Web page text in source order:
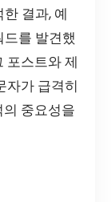
결과, 예
를 발견했
포스트와 제
자가 급격히
중요성을